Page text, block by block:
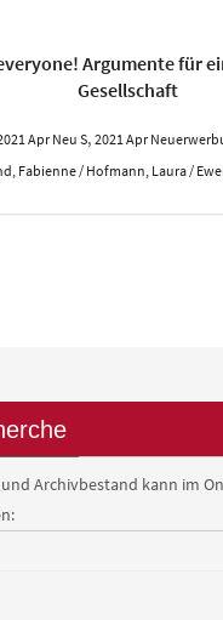
Argumente für
Gesellschaft
Apr Neu S, 2021 Apr
Fabienne / Hofmann, Laura /
Archivbestand kann im